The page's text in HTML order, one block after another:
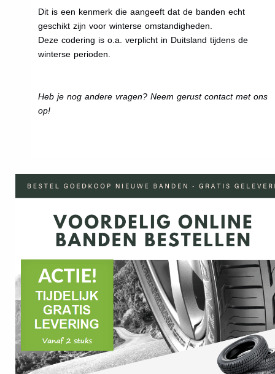
Dit is een kenmerk die aangeeft dat de banden echt
geschikt zijn voor winterse omstandigheden.
Deze codering is o.a. verplicht in Duitsland tijdens de
winterse perioden.
Heb je nog andere vragen? Neem gerust contact met ons
op!